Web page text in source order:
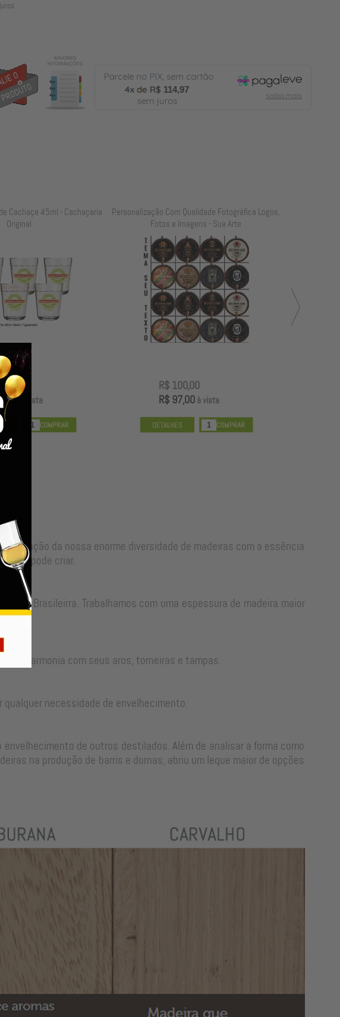
114,97
Qualidade Fotográfica Logos,
Imagens - Sua Arte
à vista
Personalização Com Qualidade Fotográfica Logos,
Fotos e Imagens - Madeiras
R$ 65,89
R$ 63,91à vista
junção da nossa enorme diversidade de madeiras com a essência
pode criar.
Brasileirra. Trabalhamos com uma espessura de madeira maior
em harmonia com seus aros, torneiras e tampas.
necessidade de envelhecimento.
de outros destilados. Além de analisar a forma como
na produção de barris e dornas, abriu um leque maior de opções